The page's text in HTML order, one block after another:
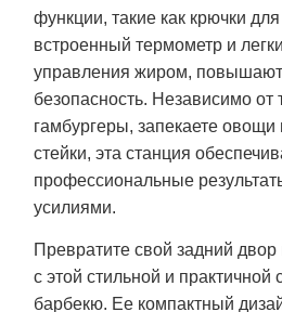
функции, такие как крючки
встроенный термометр и
управления жиром, повышают
безопасность. Независимо от
гамбургеры, запекаете
стейки, эта станция
профессиональные
усилиями.
Превратите свой задний двор
с этой стильной и практичной
барбекю. Ее компактный